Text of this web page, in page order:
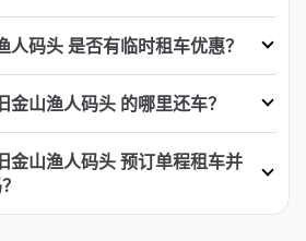
人码头 是否有临时租车优惠？
金山渔人码头 的哪里还车？
金山渔人码头 预订单程租车并